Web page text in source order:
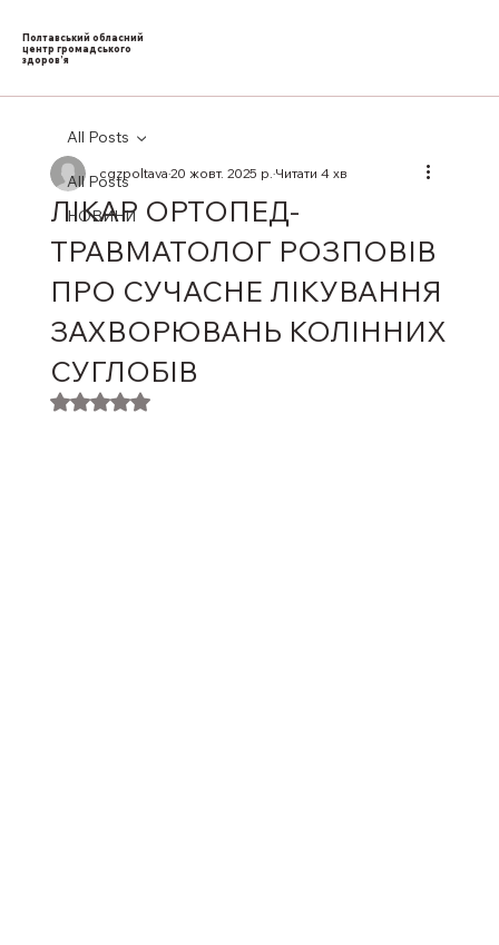
Полтавський обласний
центр громадського
здоров’я
All Posts
НОВИНИ
All Posts
ЛІКАР ОРТОПЕД-
ТРАВМАТОЛОГ РОЗПОВІВ
ПРО СУЧАСНЕ ЛІКУВАННЯ
ЗАХВОРЮВАНЬ КОЛІННИХ
СУГЛОБІВ
cgzpoltava20 жовт. 2025 р.Читати 4 хв
Оцінка: NaN з 5 зірок.